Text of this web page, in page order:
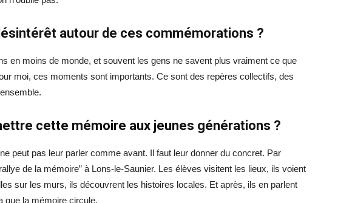
autour de ces commémorations ?
en moins de monde, et souvent les gens ne savent plus vraiment ce que
moi, ces moments sont importants. Ce sont des repères collectifs, des
cette mémoire aux jeunes générations ?
peut pas leur parler comme avant. Il faut leur donner du concret. Par
de la mémoire” à Lons-le-Saunier. Les élèves visitent les lieux, ils voient
sur les murs, ils découvrent les histoires locales. Et après, ils en parlent
que la mémoire circule.